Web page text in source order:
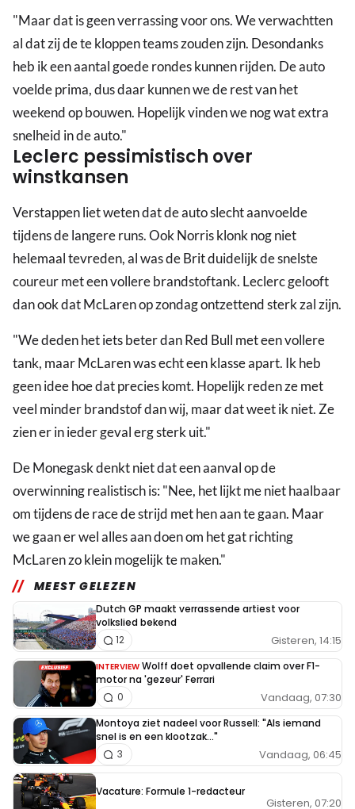
"Maar dat is geen verrassing voor ons. We verwachtten
al dat zij de te kloppen teams zouden zijn. Desondanks
heb ik een aantal goede rondes kunnen rijden. De auto
voelde prima, dus daar kunnen we de rest van het
weekend op bouwen. Hopelijk vinden we nog wat extra
snelheid in de auto."
Leclerc pessimistisch over
winstkansen
Verstappen liet weten dat de auto slecht aanvoelde
tijdens de langere runs. Ook Norris klonk nog niet
helemaal tevreden, al was de Brit duidelijk de snelste
coureur met een vollere brandstoftank. Leclerc gelooft
dan ook dat McLaren op zondag ontzettend sterk zal zijn.
"We deden het iets beter dan Red Bull met een vollere
tank, maar McLaren was echt een klasse apart. Ik heb
geen idee hoe dat precies komt. Hopelijk reden ze met
veel minder brandstof dan wij, maar dat weet ik niet. Ze
zien er in ieder geval erg sterk uit."
De Monegask denkt niet dat een aanval op de
overwinning realistisch is: "Nee, het lijkt me niet haalbaar
om tijdens de race de strijd met hen aan te gaan. Maar
we gaan er wel alles aan doen om het gat richting
McLaren zo klein mogelijk te maken."
MEEST GELEZEN
Dutch GP maakt verrassende artiest voor
volkslied bekend
Gisteren, 14:15
12
INTERVIEW Wolff doet opvallende claim over F1-
motor na 'gezeur' Ferrari
Vandaag, 07:30
0
Montoya ziet nadeel voor Russell: "Als iemand
snel is en een klootzak..."
Vandaag, 06:45
3
Vacature: Formule 1-redacteur
Gisteren, 07:20